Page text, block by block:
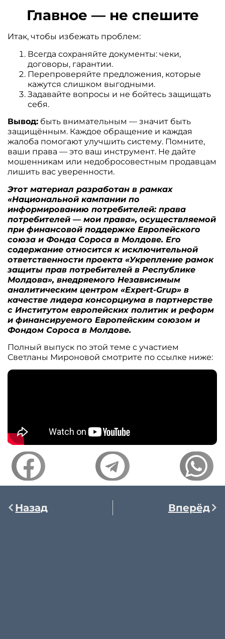
Главное — не спешите
Итак, чтобы избежать проблем:
Всегда сохраняйте документы: чеки,
договоры, гарантии.
Перепроверяйте предложения, которые
кажутся слишком выгодными.
Задавайте вопросы и не бойтесь защищать
себя.
Вывод: быть внимательным — значит быть
защищённым. Каждое обращение и каждая
жалоба помогают улучшить систему. Помните,
ваши права — это ваш инструмент. Не дайте
мошенникам или недобросовестным продавцам
лишить вас уверенности.
Этот материал разработан в рамках
«Национальной кампании по
информированию потребителей: права
потребителей — мои права», осуществляемой
при финансовой поддержке Европейского
союза и Фонда Сороса в Молдове. Его
содержание относится к исключительной
ответственности проекта «Укрепление рамок
защиты прав потребителей в Республике
Молдова», внедряемого Независимым
аналитическим центром «Expert-Grup» в
качестве лидера консорциума в партнерстве
с Институтом европейских политик и реформ
и финансируемого Европейским союзом и
Фондом Сороса в Молдове.
Полный выпуск по этой теме с участием
Светланы Мироновой смотрите по ссылке ниже:
Назад Вперёд